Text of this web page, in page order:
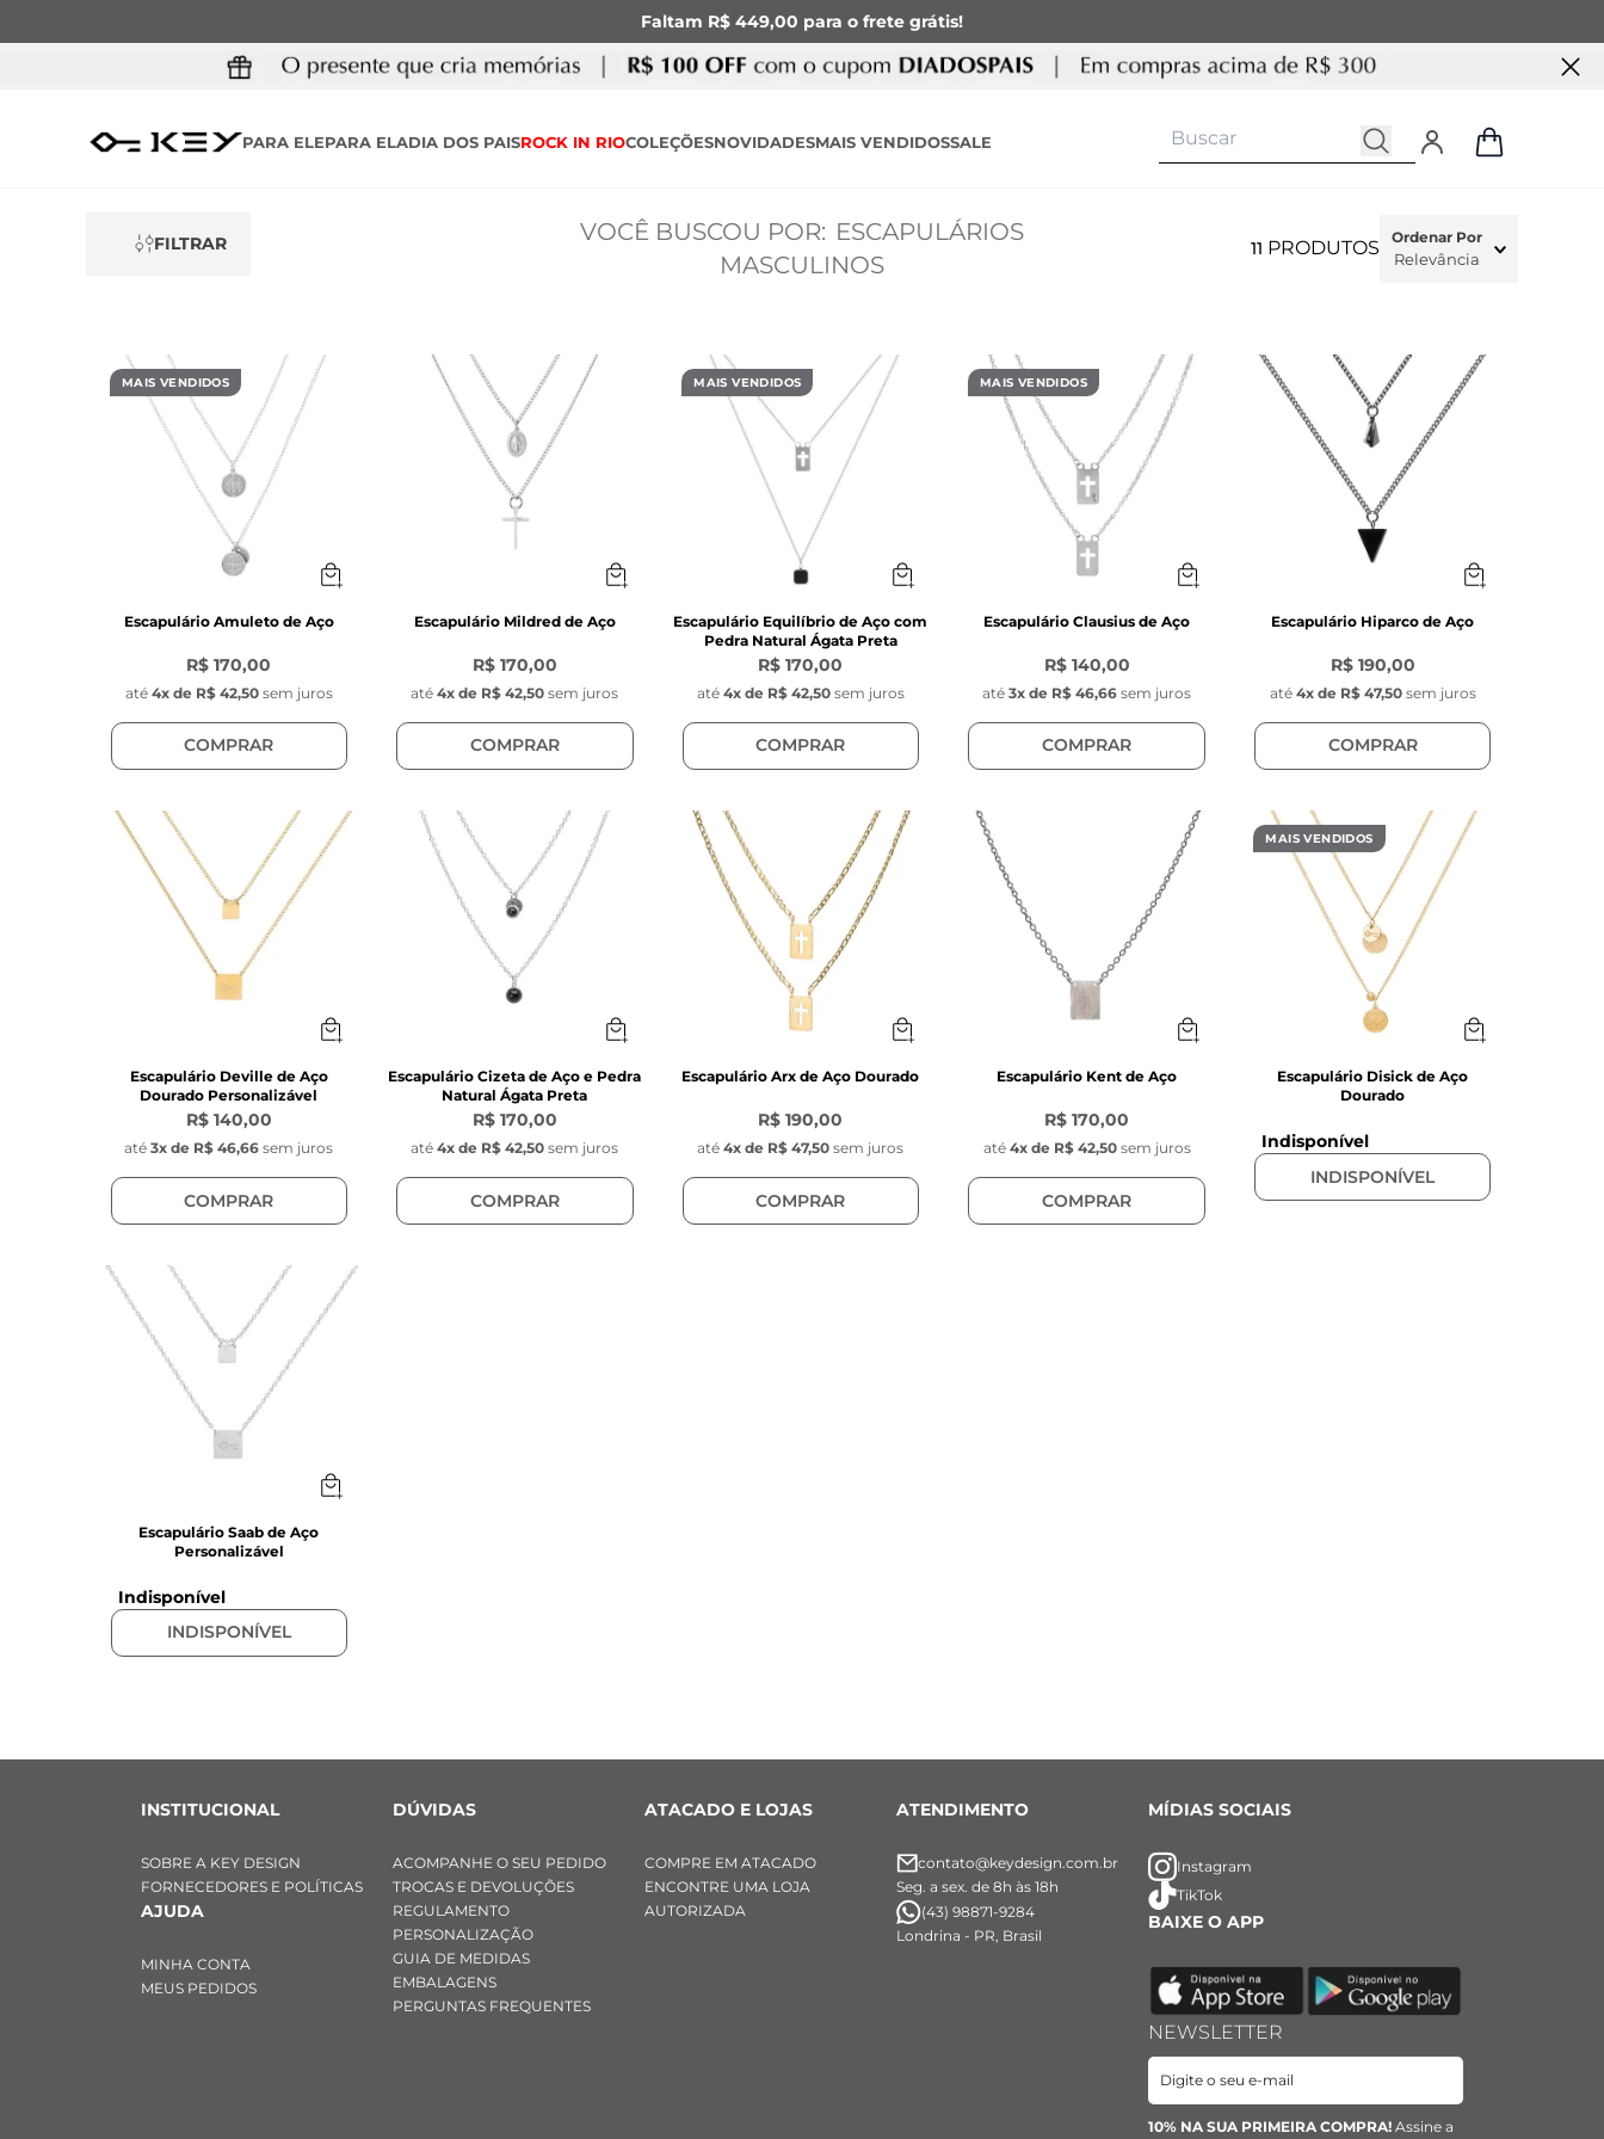
Faltam R$ 449,00 para o frete grátis!
PARA ELEPARA ELADIA DOS PAISROCK IN RIOCOLEÇÕESNOVIDADESMAIS VENDIDOSSALE
FILTRAR
ESCAPULÁRIOS
MASCULINOS
11 PRODUTOS Ordenar Por
Relevância
MAIS VENDIDOS
Escapulário Amuleto de Aço
R$ 170,00
até 4x de R$ 42,50 sem juros
COMPRAR
Escapulário Mildred de Aço
R$ 170,00
até 4x de R$ 42,50 sem juros
COMPRAR
MAIS VENDIDOS
Escapulário Equilíbrio de Aço com
Pedra Natural Ágata Preta
R$ 170,00
até 4x de R$ 42,50 sem juros
COMPRAR
MAIS VENDIDOS
Escapulário Clausius de Aço
R$ 140,00
até 3x de R$ 46,66 sem juros
COMPRAR
Escapulário Hiparco de Aço
R$ 190,00
até 4x de R$ 47,50 sem juros
COMPRAR
Escapulário Deville de Aço
Dourado Personalizável
R$ 140,00
até 3x de R$ 46,66 sem juros
COMPRAR
Escapulário Cizeta de Aço e Pedra
Natural Ágata Preta
R$ 170,00
até 4x de R$ 42,50 sem juros
COMPRAR
Escapulário Arx de Aço Dourado
R$ 190,00
até 4x de R$ 47,50 sem juros
COMPRAR
Escapulário Kent de Aço
R$ 170,00
até 4x de R$ 42,50 sem juros
COMPRAR
MAIS VENDIDOS
Escapulário Disick de Aço
Dourado
Indisponível
INDISPONÍVEL
Escapulário Saab de Aço
Personalizável
Indisponível
INDISPONÍVEL
INSTITUCIONAL
SOBRE A KEY DESIGN
FORNECEDORES E POLÍTICAS
AJUDA
MINHA CONTA
MEUS PEDIDOS
DÚVIDAS
ACOMPANHE O SEU PEDIDO
TROCAS E DEVOLUÇÕES
REGULAMENTO
PERSONALIZAÇÃO
GUIA DE MEDIDAS
EMBALAGENS
PERGUNTAS FREQUENTES
ATACADO E LOJAS
COMPRE EM ATACADO
ENCONTRE UMA LOJA
AUTORIZADA
ATENDIMENTO
contato@keydesign.com.br
Seg. a sex. de 8h às 18h
(43) 98871-9284
Londrina - PR, Brasil
MÍDIAS SOCIAIS
Instagram
TikTok
BAIXE O APP
NEWSLETTER
10% NA SUA PRIMEIRA COMPRA! Assine a